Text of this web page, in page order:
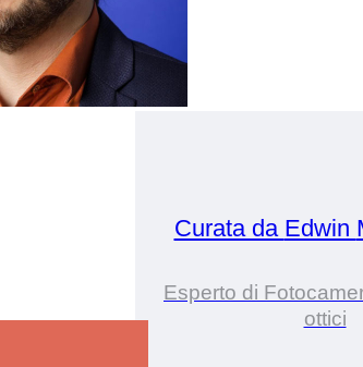
Curata da Edwin
Esperto di
ottici